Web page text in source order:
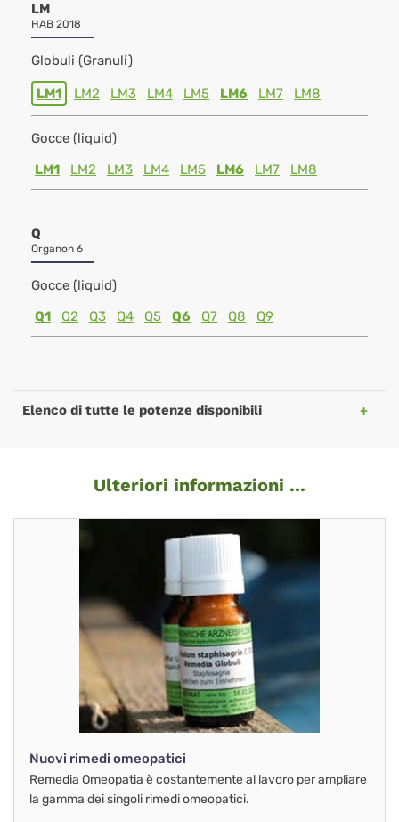
LM
HAB 2018
Globuli (Granuli)
LM1 LM2 LM3 LM4 LM5 LM6 LM7 LM8
Gocce (liquid)
LM1
LM2 LM3 LM4 LM5 LM6 LM7 LM8
Q
Organon 6
Gocce (liquid)
Q1
Q2 Q3 Q4 Q5 Q6 Q7 Q8 Q9
Elenco di tutte le potenze disponibili
Ulteriori informazioni ...
Nuovi rimedi omeopatici
Remedia Omeopatia è costantemente al lavoro per ampliare
la gamma dei singoli rimedi omeopatici.